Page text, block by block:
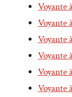
Voyante
Voyante
Voyante
Voyante
Voyante
Voyante